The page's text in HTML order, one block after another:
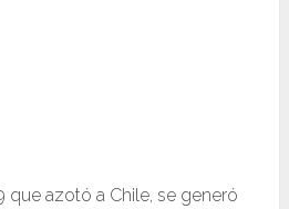
que azotó a Chile, se generó